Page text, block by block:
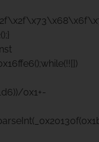
0x1+-